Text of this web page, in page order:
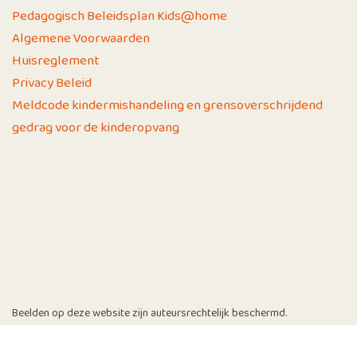
Pedagogisch Beleidsplan Kids@home
Algemene Voorwaarden
Huisreglement
Privacy Beleid
Meldcode kindermishandeling en grensoverschrijdend
gedrag voor de kinderopvang
Beelden op deze website zijn auteursrechtelijk beschermd.